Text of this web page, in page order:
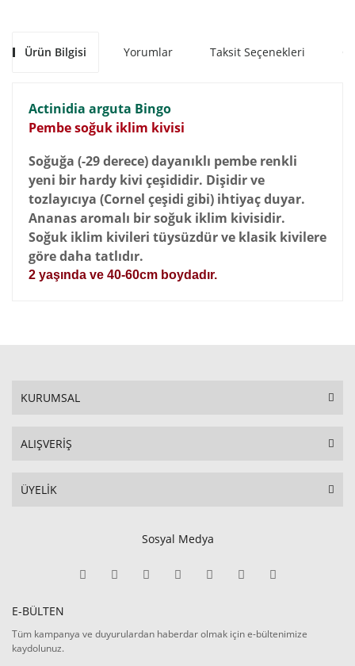
Ürün Bilgisi Yorumlar Taksit Seçenekleri
Actinidia arguta Bingo
Pembe soğuk iklim kivisi
Soğuğa (-29 derece) dayanıklı pembe renkli
yeni bir hardy kivi çeşididir. Dişidir ve
tozlayıcıya (Cornel çeşidi gibi) ihtiyaç duyar.
Ananas aromalı bir soğuk iklim kivisidir.
Soğuk iklim kivileri tüysüzdür ve klasik kivilere
göre daha tatlıdır.
2 yaşında ve 40-60cm boydadır.
KURUMSAL
ALIŞVERİŞ
ÜYELİK
Sosyal Medya
E-BÜLTEN
Tüm kampanya ve duyurulardan haberdar olmak için e-bültenimize
kaydolunuz.